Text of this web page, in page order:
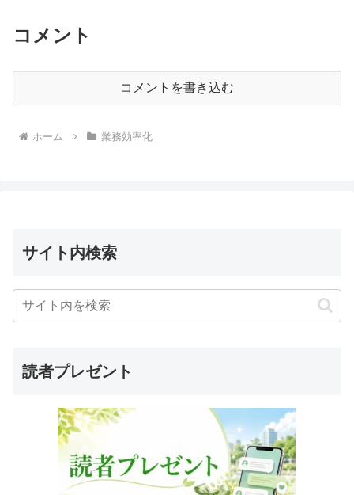
コメント
コメントを書き込む
ホーム 業務効率化
サイト内検索
読者プレゼント